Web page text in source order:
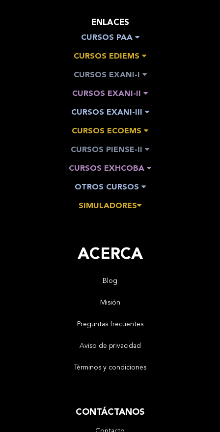
ENLACES
CURSOS PAA
CURSOS EDIEMS
CURSOS EXANI-I
CURSOS EXANI-II
CURSOS EXANI-III
CURSOS ECOEMS
CURSOS PIENSE-II
CURSOS EXHCOBA
OTROS CURSOS
SIMULADORES
ACERCA
Blog
Misión
Preguntas frecuentes
Aviso de privacidad
Términos y condiciones
CONTÁCTANOS